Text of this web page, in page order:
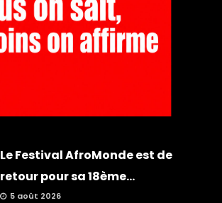
Le Festival AfroMonde est de
retour pour sa 18ème...
5 août 2026